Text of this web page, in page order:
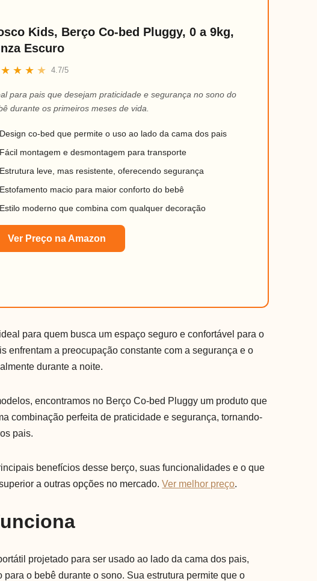
Kids, Berço Co-bed Pluggy, 0 a 9kg,
Escuro
★ ★ ★ ★ 4.7/5
para pais que desejam praticidade e segurança no sono do
durante os primeiros meses de vida.
Design co-bed que permite o uso ao lado da cama dos pais
Fácil montagem e desmontagem para transporte
Estrutura leve, mas resistente, oferecendo segurança
Estofamento macio para maior conforto do bebê
Estilo moderno que combina com qualquer decoração
Ver Preço na Amazon
para quem busca um espaço seguro e confortável para o
enfrentam a preocupação constante com a segurança e o
durante a noite.
encontramos no Berço Co-bed Pluggy um produto que
combinação perfeita de praticidade e segurança, tornando-
pais.
benefícios desse berço, suas funcionalidades e o que
a outras opções no mercado.Ver melhor preço.
projetado para ser usado ao lado da cama dos pais,
o bebê durante o sono. Sua estrutura permite que o